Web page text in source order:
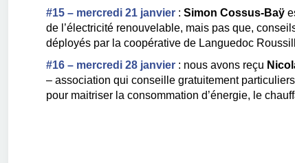
#15 – mercredi 21 janvier : Simon Cossus-Baÿ
de l’électricité renouvelable, mais pas que,
déployés par la coopérative de Languedoc
#16 – mercredi 28 janvier : nous avons reçu
– association qui conseille gratuitement
pour maitriser la consommation d’énergie, le